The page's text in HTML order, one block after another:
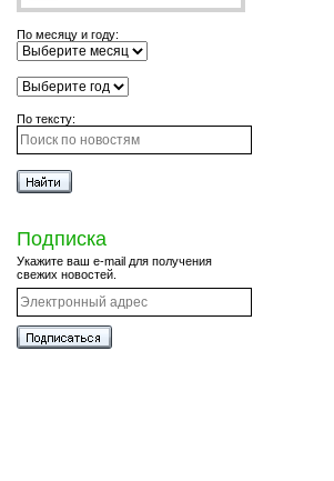
По месяцу и году:
По тексту:
Подписка
Укажите ваш e-mail для получения
свежих новостей.